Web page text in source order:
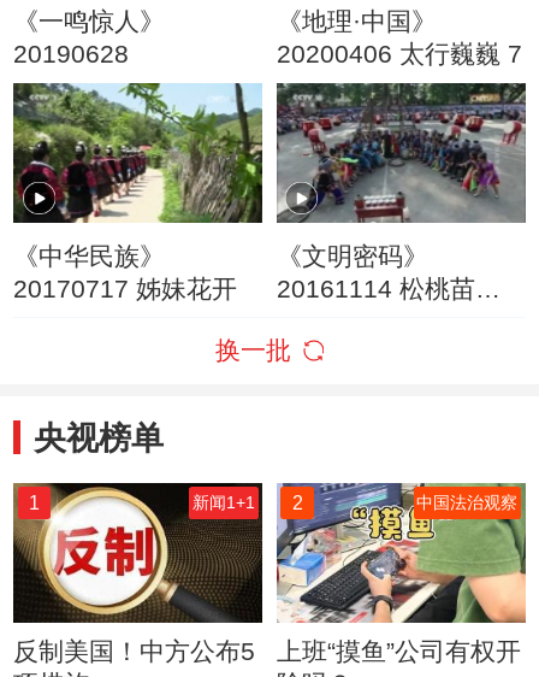
《一鸣惊人》
20190628
《地理·中国》
20200406 太行巍巍 7
《中华民族》
20170717 姊妹花开
《文明密码》
20161114 松桃苗家
换一批
央视榜单
1 新闻1+1
反制美国！中方公布5
2 中国法治观察
上班“摸鱼”公司有权开